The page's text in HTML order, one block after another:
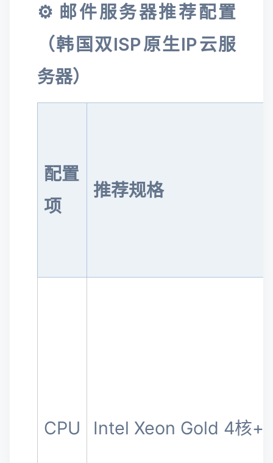
⚙️ 邮件服务器推荐配置
（韩国双ISP原生IP云服
务器）
配置
项
推荐规格
CPU Intel Xeon Gold 4核+